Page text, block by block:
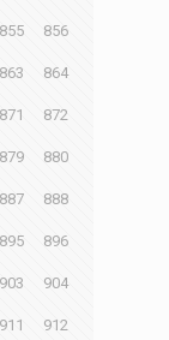
855 856
863 864
871 872
879 880
887 888
895 896
903 904
911 912